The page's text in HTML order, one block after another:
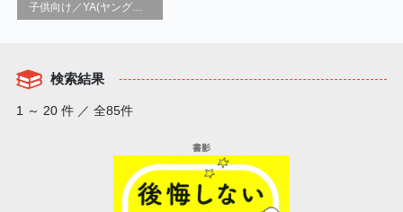
子供向け／YA(ヤングアダルト)向け一般：芸術&芸術家
検索結果
1 ～ 20 件 ／ 全85件